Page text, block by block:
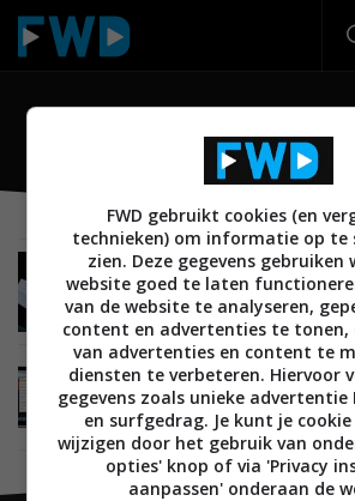
Notities
CREATE 07 NOVEMBER 2022
Nederlandse Nuwa maakt
wat je schrijft
MOBILE 16 JULI 2015
De Notities-app in iOS 9 op
nieuwe features
FWD gebruikt cookies (en
technieken) om informatie op te
zien. Deze gegevens gebruiken
website goed te laten
van de website te analyseren,
content en advertenties te
van advertenties en content te
diensten te verbeteren. Hiervoor
gegevens zoals unieke advertentie
en surfgedrag. Je kunt je
wijzigen door het gebruik van
opties' knop of via 'Privacy
aanpassen' onderaan de